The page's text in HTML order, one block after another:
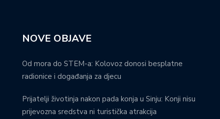
NOVE OBJAVE
Od mora do STEM-a: Kolovoz donosi besplatne
radionice i događanja za djecu
Prijatelji životinja nakon pada konja u Sinju: Konji nisu
prijevozna sredstva ni turistička atrakcija